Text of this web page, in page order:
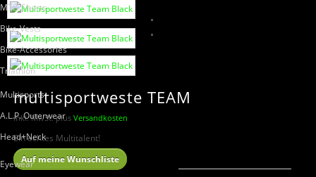
MTB-Shorts
Bike-Vests
Bike-Accessories
Triathlon
Multisports
A.L.P. Outerwear
Head+Neck
Eyewear
multisportweste TEAM
inkl. MwSt. plus Versandkosten
Ein echtes Multitalent!
Auf meine Wunschliste